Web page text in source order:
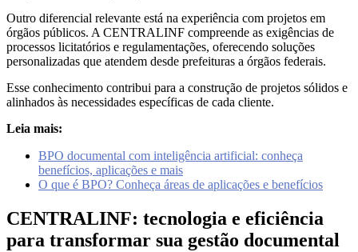
Outro diferencial relevante está na experiência com projetos em
órgãos públicos. A CENTRALINF compreende as exigências de
processos licitatórios e regulamentações, oferecendo soluções
personalizadas que atendem desde prefeituras a órgãos federais.
Esse conhecimento contribui para a construção de projetos sólidos e
alinhados às necessidades específicas de cada cliente.
Leia mais:
BPO documental com inteligência artificial: conheça
benefícios, aplicações e mais
O que é BPO? Conheça áreas de aplicações e benefícios
CENTRALINF: tecnologia e eficiência
para transformar sua gestão documental